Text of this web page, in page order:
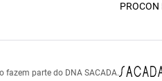
PROCON
fazem parte do DNA SACADA.